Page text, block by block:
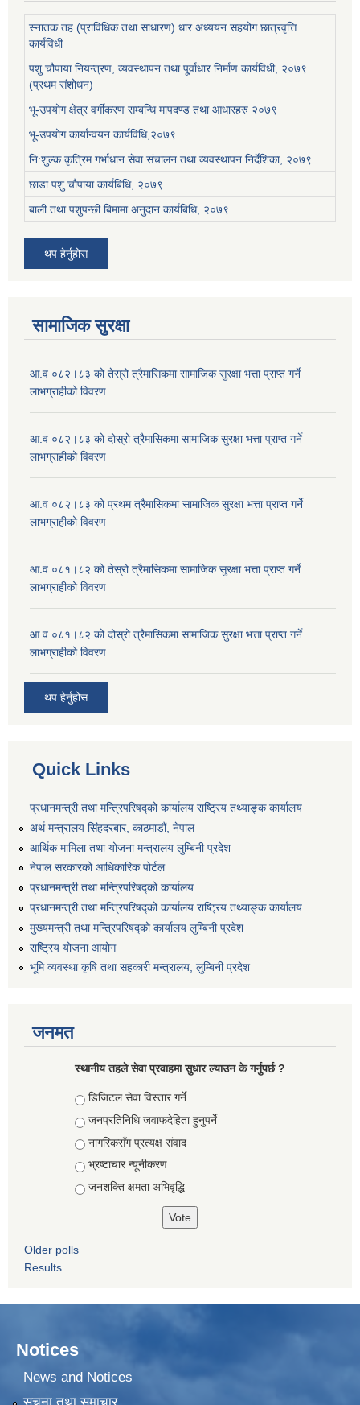
स्नातक तह (प्राविधिक तथा साधारण) धार अध्ययन सहयोग छात्रवृत्ति
कार्यविधी
पशु चौपाया नियन्त्रण, व्यवस्थापन तथा पू्र्वाधार निर्माण कार्यविधी, २०७९
(प्रथम संशोधन)
भू-उपयोग क्षेत्र वर्गीकरण सम्बन्धि मापदण्ड तथा आधारहरु २०७९
भू-उपयोग कार्यान्वयन कार्यविधि,२०७९
नि:शुल्क कृत्रिम गर्भाधान सेवा संचालन तथा व्यवस्थापन निर्देशिका, २०७९
छाडा पशु चौपाया कार्यबिधि, २०७९
बाली तथा पशुपन्छी बिमामा अनुदान कार्यबिधि, २०७९
थप हेर्नुहोस
सामाजिक सुरक्षा
आ.व ०८२।८३ को तेस्रो त्रैमासिकमा सामाजिक सुरक्षा भत्ता प्राप्त गर्ने
लाभग्राहीको विवरण
आ.व ०८२।८३ को दोस्रो त्रैमासिकमा सामाजिक सुरक्षा भत्ता प्राप्त गर्ने
लाभग्राहीको विवरण
आ.व ०८२।८३ को प्रथम त्रैमासिकमा सामाजिक सुरक्षा भत्ता प्राप्त गर्ने
लाभग्राहीको विवरण
आ.व ०८१।८२ को तेस्रो त्रैमासिकमा सामाजिक सुरक्षा भत्ता प्राप्त गर्ने
लाभग्राहीको विवरण
आ.व ०८१।८२ को दोस्रो त्रैमासिकमा सामाजिक सुरक्षा भत्ता प्राप्त गर्ने
लाभग्राहीको विवरण
थप हेर्नुहोस
Quick Links
प्रधानमन्त्री तथा मन्त्रिपरिषद्को कार्यालय राष्ट्रिय तथ्याङ्क कार्यालय
अर्थ मन्त्रालय सिंहदरबार, काठमाडौं, नेपाल
आर्थिक मामिला तथा योजना मन्त्रालय लुम्बिनी प्रदेश
नेपाल सरकारको आधिकारिक पोर्टल
प्रधानमन्त्री तथा मन्त्रिपरिषद्को कार्यालय
प्रधानमन्त्री तथा मन्त्रिपरिषद्को कार्यालय राष्ट्रिय तथ्याङ्क कार्यालय
मुख्यमन्त्री तथा मन्त्रिपरिषद्को कार्यालय लुम्बिनी प्रदेश
राष्ट्रिय योजना आयोग
भूमि व्यवस्था कृषि तथा सहकारी मन्त्रालय, लुम्बिनी प्रदेश
जनमत
स्थानीय तहले सेवा प्रवाहमा सुधार ल्याउन के गर्नुपर्छ ?
Choices
डिजिटल सेवा विस्तार गर्ने
जनप्रतिनिधि जवाफदेहिता हुनुपर्ने
नागरिकसँग प्रत्यक्ष संवाद
भ्रष्टाचार न्यूनीकरण
जनशक्ति क्षमता अभिवृद्धि
Older polls
Results
Notices
News and Notices